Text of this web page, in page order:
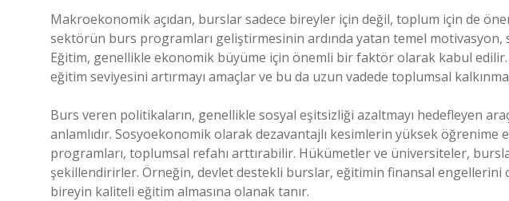
Makroekonomik açıdan, burslar sadece bireyler için değil, toplum için de
sektörün burs programları geliştirmesinin ardında yatan temel motivasyon,
Eğitim, genellikle ekonomik büyüme için önemli bir faktör olarak kabul
eğitim seviyesini artırmayı amaçlar ve bu da uzun vadede toplumsal
Burs veren politikaların, genellikle sosyal eşitsizliği azaltmayı hedefleyen
anlamlıdır. Sosyoekonomik olarak dezavantajlı kesimlerin yüksek öğrenime
programları, toplumsal refahı arttırabilir. Hükümetler ve üniversiteler,
şekillendirirler. Örneğin, devlet destekli burslar, eğitimin finansal engellerini
bireyin kaliteli eğitim almasına olanak tanır.